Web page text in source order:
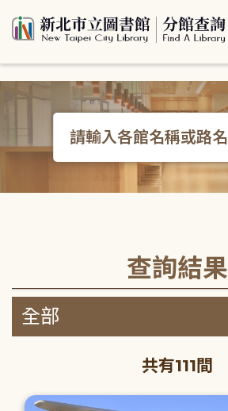
查詢結果
共有111間